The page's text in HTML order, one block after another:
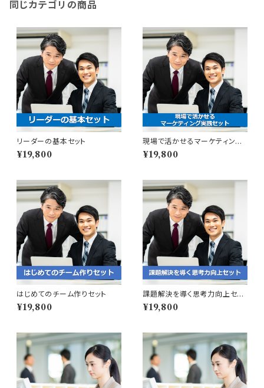
同じカテゴリの商品
リーダーの基本セット
¥19,800
現場で活かせるマーケティング
実践セット
¥19,800
はじめてのチーム作りセット
¥19,800
課題解決を導く思考力向上セッ
ト
¥19,800